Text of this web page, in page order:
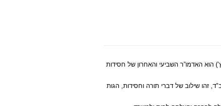
הוא האדמו”ר השביעי והאחרון של חסידות
זהו שילוב של דברי תורה וחסידות, הגות